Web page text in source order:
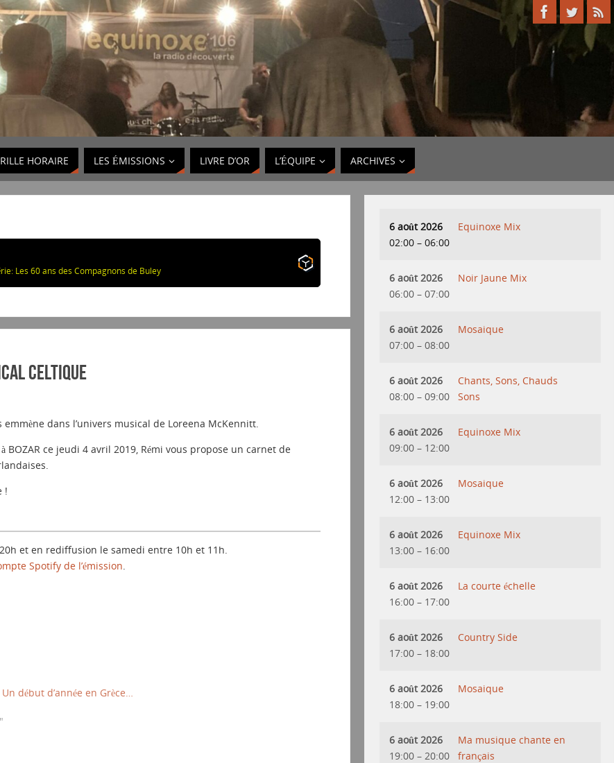
HORAIRE LES ÉMISSIONS LIVRE D’OR L’ÉQUIPE ARCHIVES
Les 60 ans des Compagnons de Buley
celtique
dans l’univers musical de Loreena McKennitt.
BOZAR ce jeudi 4 avril 2019, Rémi vous propose un carnet de
!
et en rediffusion le samedi entre 10h et 11h.
Spotify de l’émission.
début d’année en Grèce…
6 août 2026
02:00 – 06:00
Equinoxe Mix
6 août 2026
06:00 – 07:00
Noir Jaune Mix
6 août 2026
07:00 – 08:00
Mosaique
6 août 2026
08:00 – 09:00
Chants, Sons, Chauds
Sons
6 août 2026
09:00 – 12:00
Equinoxe Mix
6 août 2026
12:00 – 13:00
Mosaique
6 août 2026
13:00 – 16:00
Equinoxe Mix
6 août 2026
16:00 – 17:00
La courte échelle
6 août 2026
17:00 – 18:00
Country Side
6 août 2026
18:00 – 19:00
Mosaique
6 août 2026
19:00 – 20:00
Ma musique chante en
français